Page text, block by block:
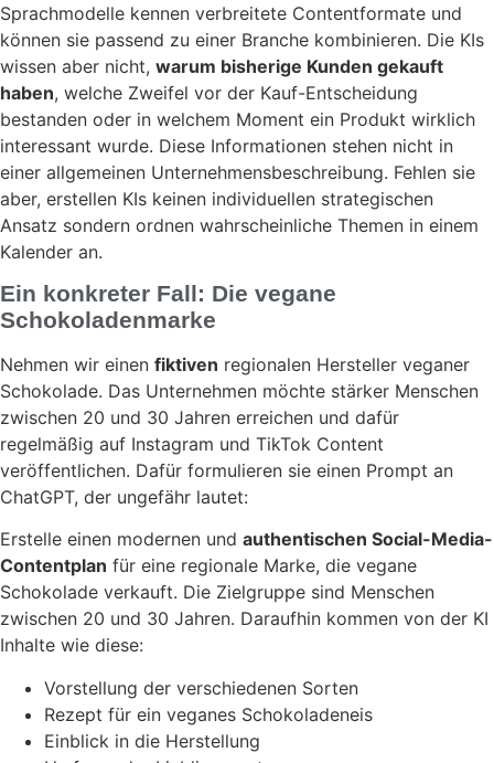
Sprachmodelle kennen verbreitete Contentformate und
können sie passend zu einer Branche kombinieren. Die KIs
wissen aber nicht, warum bisherige Kunden gekauft
haben, welche Zweifel vor der Kauf-Entscheidung
bestanden oder in welchem Moment ein Produkt wirklich
interessant wurde. Diese Informationen stehen nicht in
einer allgemeinen Unternehmensbeschreibung. Fehlen sie
aber, erstellen KIs keinen individuellen strategischen
Ansatz sondern ordnen wahrscheinliche Themen in einem
Kalender an.
Ein konkreter Fall: Die vegane
Schokoladenmarke
Nehmen wir einen fiktiven regionalen Hersteller veganer
Schokolade. Das Unternehmen möchte stärker Menschen
zwischen 20 und 30 Jahren erreichen und dafür
regelmäßig auf Instagram und TikTok Content
veröffentlichen. Dafür formulieren sie einen Prompt an
ChatGPT, der ungefähr lautet:
Erstelle einen modernen und authentischen Social-Media-
Contentplan für eine regionale Marke, die vegane
Schokolade verkauft. Die Zielgruppe sind Menschen
zwischen 20 und 30 Jahren. Daraufhin kommen von der KI
Inhalte wie diese:
Vorstellung der verschiedenen Sorten
Rezept für ein veganes Schokoladeneis
Einblick in die Herstellung